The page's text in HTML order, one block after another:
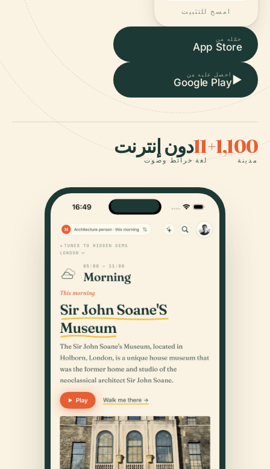
امسح للتثبيت
حمّله من
App Store
▶ احصل عليه من
Google Play
1,100+
مدينة
11
لغة
دون إنترنت
خرائط وصوت